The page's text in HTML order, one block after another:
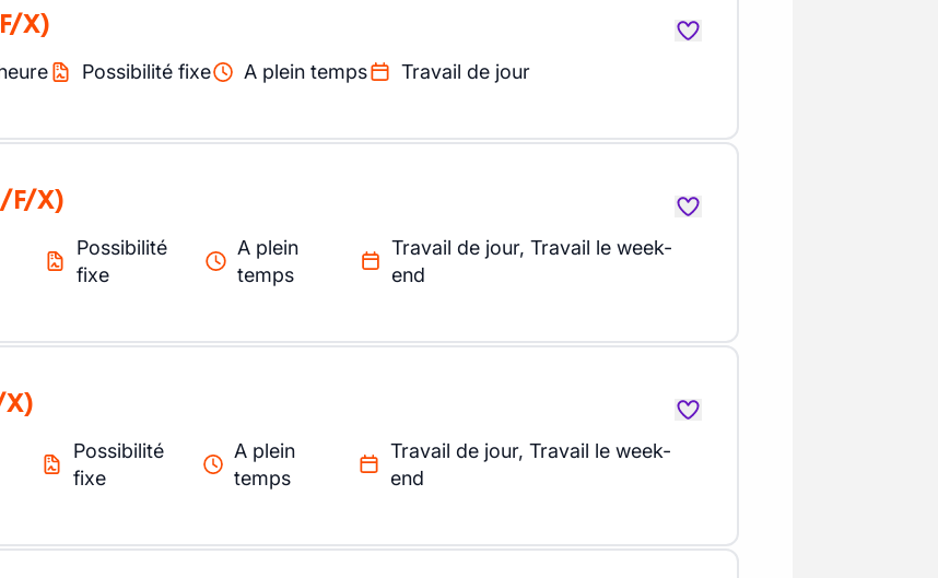
X)
Possibilité fixe A plein temps Travail de jour
F/X)
Possibilité
fixe
A plein
temps
Travail de jour, Travail le week-
end
Possibilité
fixe
A plein
temps
Travail de jour, Travail le week-
end